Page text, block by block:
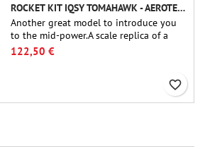
ROCKET KIT IQSY TOMAHAWK - AEROTECH
Another great model to introduce you
to the mid-power.A scale replica of a
famous sounding rocket, small in size
and peefect to move to higher-level kits.
122,50 €
favorite_border